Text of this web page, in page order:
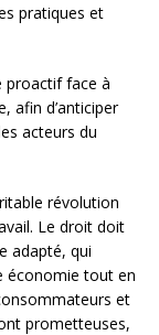
pratiques et
proactif face à
afin d’anticiper
acteurs du
révolution
Le droit doit
adapté, qui
économie tout en
et
prometteuses,